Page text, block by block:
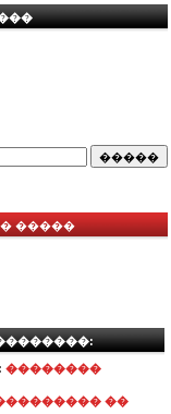
�����
��������
��